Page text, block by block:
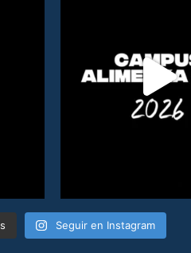
Seguir en Instagram